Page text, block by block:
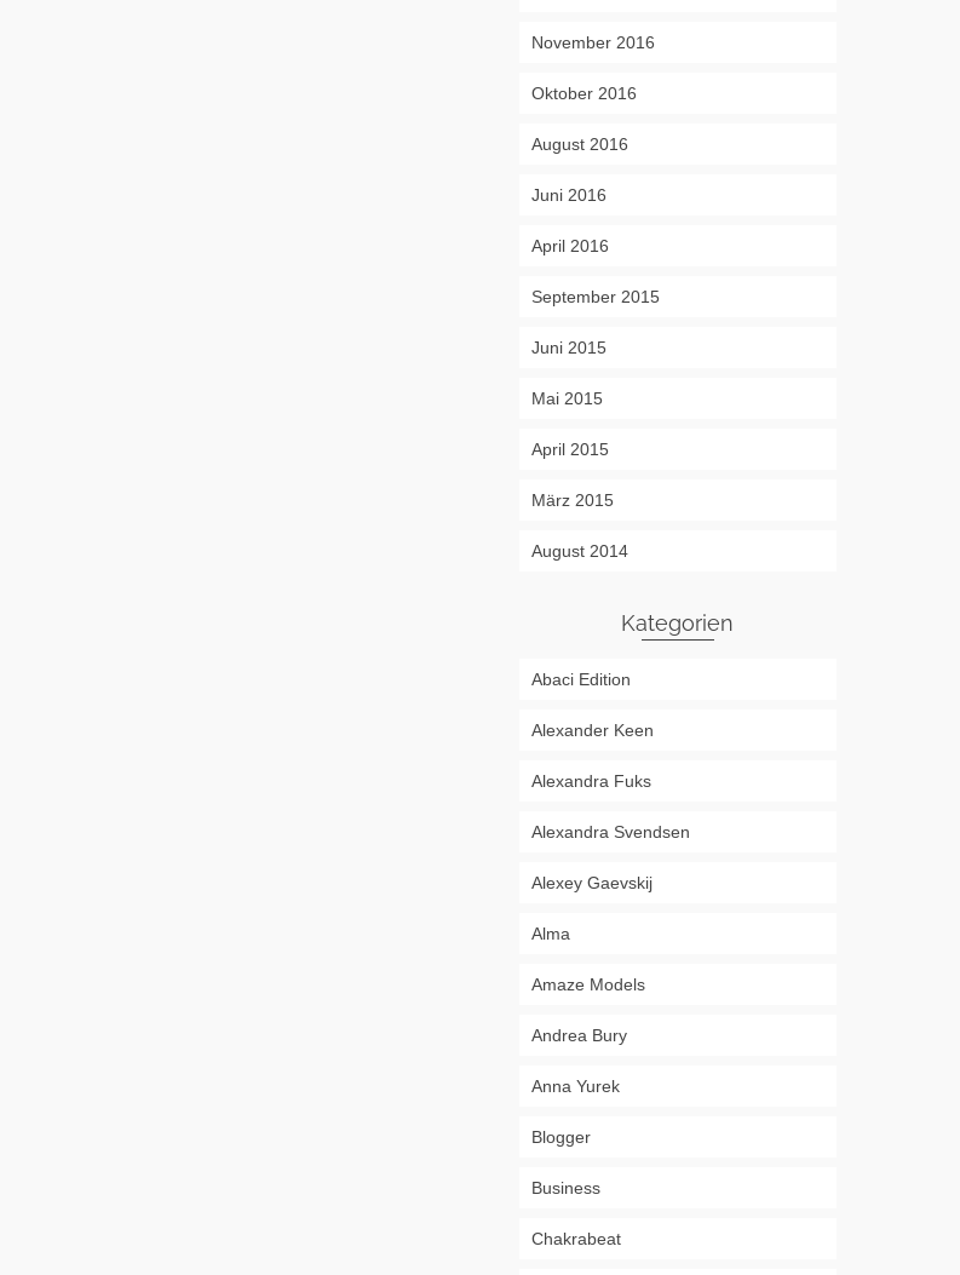
November 2016
Oktober 2016
August 2016
Juni 2016
April 2016
September 2015
Juni 2015
Mai 2015
April 2015
März 2015
August 2014
Kategorien
Abaci Edition
Alexander Keen
Alexandra Fuks
Alexandra Svendsen
Alexey Gaevskij
Alma
Amaze Models
Andrea Bury
Anna Yurek
Blogger
Business
Chakrabeat